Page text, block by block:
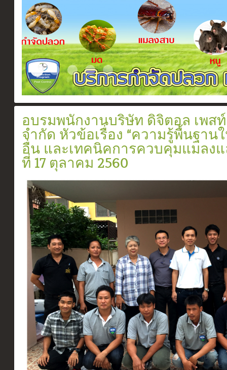
Slide2017 11 1
Certificate
ระบบวางท่อกำจัดปลวกตามเเนวคาน
สเปรย์ยากำจัดปลวก
อัดน้ำยาเข้าท่อ
อบรมพนักงานบริษัท ดิจิตอล เพส
จำกัด หัวข้อเรื่อง “ความรู้พื้นฐาน
อื่น และเทคนิคการควบคุมแมลง
ที่ 17 ตุลาคม 2560